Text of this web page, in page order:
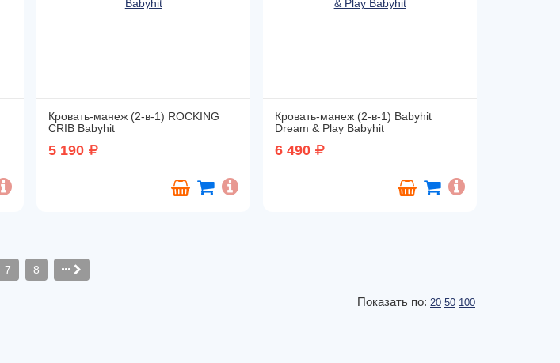
Кровать-манеж (2-в-1) ROCKING
CRIB Babyhit
5 190
Кровать-манеж (2-в-1) Babyhit
Dream & Play Babyhit
6 490
7 8
Показать по: 20 50 100